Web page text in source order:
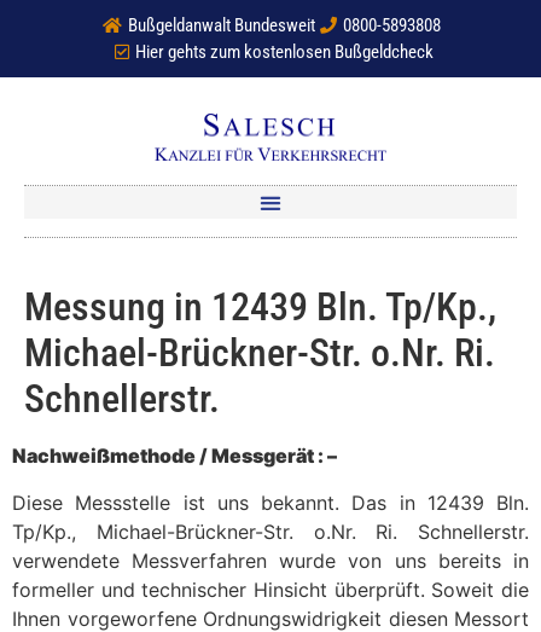
Bußgeldanwalt Bundesweit
0800-5893808
Hier gehts zum kostenlosen Bußgeldcheck
Messung in 12439 Bln. Tp/Kp.,
Michael-Brückner-Str. o.Nr. Ri.
Schnellerstr.
Nachweißmethode / Messgerät : –
Diese Messstelle ist uns bekannt. Das in 12439 Bln.
Tp/Kp., Michael-Brückner-Str. o.Nr. Ri. Schnellerstr.
verwendete Messverfahren wurde von uns bereits in
formeller und technischer Hinsicht überprüft. Soweit die
Ihnen vorgeworfene Ordnungswidrigkeit diesen Messort